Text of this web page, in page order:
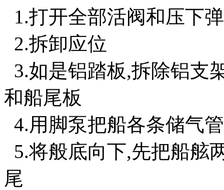
1.打开全部活阀和压下
2.拆卸应位
3.如是铝踏板,拆除铝支
和船尾板
4.用脚泵把船各条储气
5.将般底向下,先把船舷
尾